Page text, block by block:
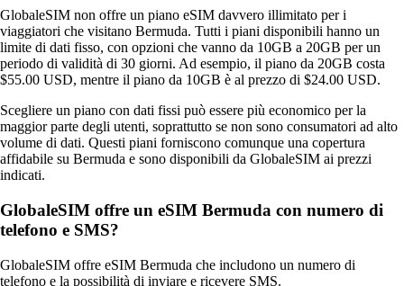
GlobaleSIM non offre un piano eSIM davvero illimitato per i
viaggiatori che visitano Bermuda. Tutti i piani disponibili hanno un
limite di dati fisso, con opzioni che vanno da 10GB a 20GB per un
periodo di validità di 30 giorni. Ad esempio, il piano da 20GB costa
$55.00 USD, mentre il piano da 10GB è al prezzo di $24.00 USD.
Scegliere un piano con dati fissi può essere più economico per la
maggior parte degli utenti, soprattutto se non sono consumatori ad alto
volume di dati. Questi piani forniscono comunque una copertura
affidabile su Bermuda e sono disponibili da GlobaleSIM ai prezzi
indicati.
GlobaleSIM offre un eSIM Bermuda con numero di
telefono e SMS?
GlobaleSIM offre eSIM Bermuda che includono un numero di
telefono e la possibilità di inviare e ricevere SMS.